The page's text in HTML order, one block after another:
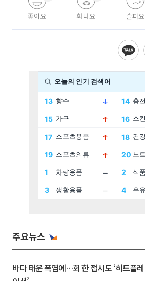
좋아요 화나요 슬퍼요
주요뉴스
바다 태운 폭염에…회 한 접시도 ‘히트플레